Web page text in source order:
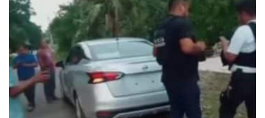
se encontraba en el lugar del hallazgo.
Recordemos que la zona en la que fue encontrado el
cadáver del empresario de Cancún fue el mismo sitio en el
que se halló también a un joven empresario y otros dos
cuerpos más.